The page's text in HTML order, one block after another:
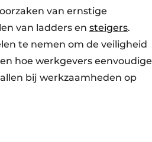
van ernstige
van ladders en steigers.
te nemen om de veiligheid
hoe werkgevers eenvoudige
bij werkzaamheden op